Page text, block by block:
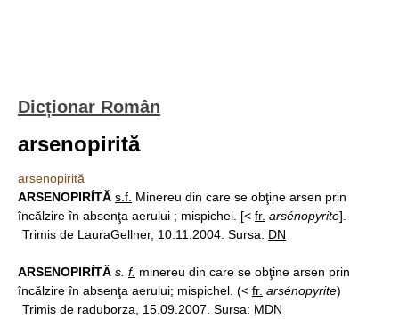
Dicționar Român
arsenopirită
arsenopirită
ARSENOPIRÍTĂ s.f. Minereu din care se obţine arsen prin
încălzire în absenţa aerului ; mispichel. [< fr. arsénopyrite].
Trimis de LauraGellner, 10.11.2004. Sursa: DN
ARSENOPIRÍTĂ s. f. minereu din care se obţine arsen prin
încălzire în absenţa aerului; mispichel. (< fr. arsénopyrite)
Trimis de raduborza, 15.09.2007. Sursa: MDN